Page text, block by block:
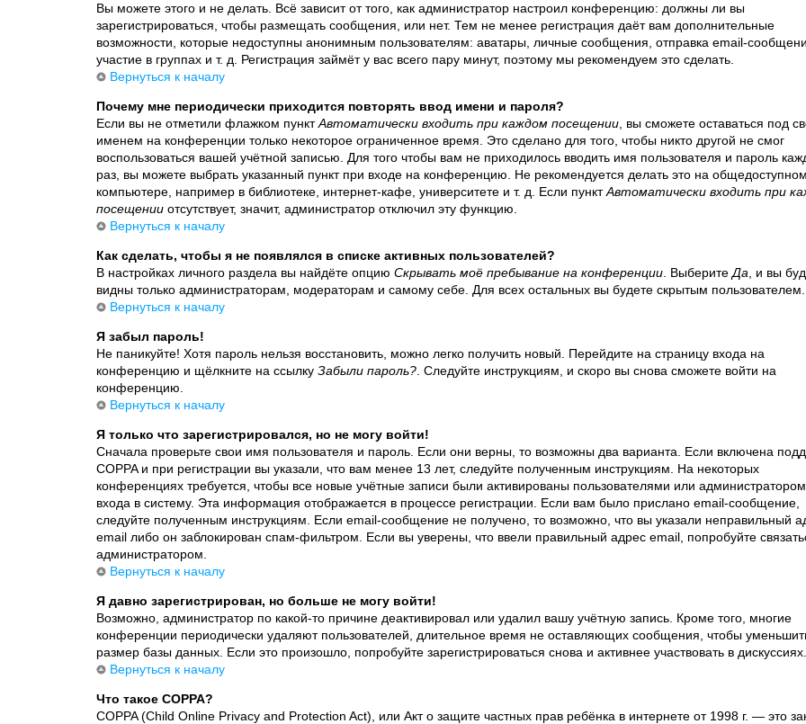
Вы можете этого и не делать. Всё зависит от того, как администратор настроил конференцию: должны ли вы
зарегистрироваться, чтобы размещать сообщения, или нет. Тем не менее регистрация даёт вам дополнительные
возможности, которые недоступны анонимным пользователям: аватары, личные сообщения, отправка email-
участие в группах и т. д. Регистрация займёт у вас всего пару минут, поэтому мы рекомендуем это сделать.
Вернуться к началу
Почему мне периодически приходится повторять ввод имени и пароля?
Если вы не отметили флажком пунктАвтоматически входить при каждом посещении , вы сможете оставаться под
именем на конференции только некоторое ограниченное время. Это сделано для того, чтобы никто другой не смог
воспользоваться вашей учётной записью. Для того чтобы вам не приходилось вводить имя пользователя и пароль
раз, вы можете выбрать указанный пункт при входе на конференцию. Не рекомендуется делать это на общедоступном
компьютере, например в библиотеке, интернет-кафе, университете и т. д. Если пунктАвтоматически входить при
посещении отсутствует, значит, администратор отключил эту функцию.
Вернуться к началу
Как сделать, чтобы я не появлялся в списке активных пользователей?
В настройках личного раздела вы найдёте опцию Скрывать моё пребывание на конференции . Выберите Да , и вы
видны только администраторам, модераторам и самому себе. Для всех остальных вы будете скрытым пользователем.
Вернуться к началу
Я забыл пароль!
Не паникуйте! Хотя пароль нельзя восстановить, можно легко получить новый. Перейдите на страницу входа на
конференцию и щёлкните на ссылку Забыли пароль? . Следуйте инструкциям, и скоро вы снова сможете войти на
конференцию.
Вернуться к началу
Я только что зарегистрировался, но не могу войти!
Сначала проверьте свои имя пользователя и пароль. Если они верны, то возможны два варианта. Если включена
COPPA и при регистрации вы указали, что вам менее 13 лет, следуйте полученным инструкциям. На некоторых
конференциях требуется, чтобы все новые учётные записи были активированы пользователями или
входа в систему. Эта информация отображается в процессе регистрации. Если вам было прислано email-сообщение,
следуйте полученным инструкциям. Если email-сообщение не получено, то возможно, что вы указали неправильный
email либо он заблокирован спам-фильтром. Если вы уверены, что ввели правильный адрес email, попробуйте
администратором.
Вернуться к началу
Я давно зарегистрирован, но больше не могу войти!
Возможно, администратор по какой-то причине деактивировал или удалил вашу учётную запись. Кроме того, многие
конференции периодически удаляют пользователей, длительное время не оставляющих сообщения, чтобы
размер базы данных. Если это произошло, попробуйте зарегистрироваться снова и активнее участвовать в дискуссиях.
Вернуться к началу
Что такое COPPA?
COPPA (Child Online Privacy and Protection Act), или Акт о защите частных прав ребёнка в интернете от 1998 г. — это